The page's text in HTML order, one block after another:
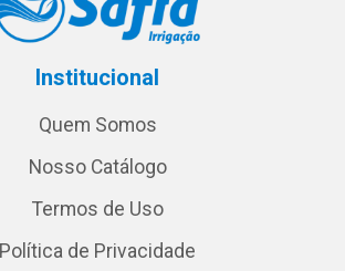
Institucional
Quem Somos
Nosso Catálogo
Termos de Uso
Política de Privacidade